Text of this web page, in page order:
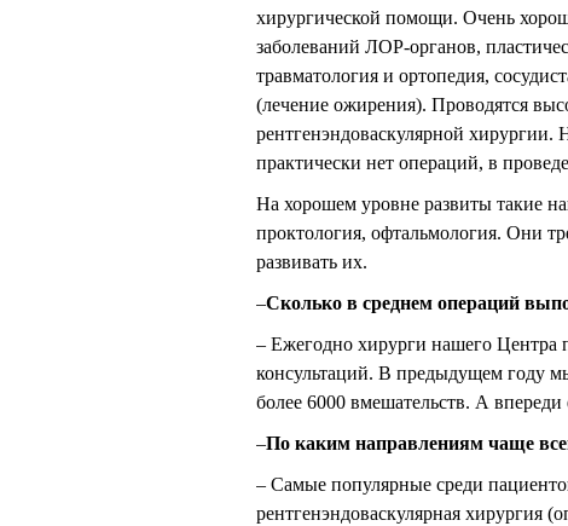
хирургической помощи. Очень
заболеваний ЛОР-органов,
травматология и ортопедия,
(лечение ожирения). Проводятся
рентгенэндоваскулярной
практически нет операций, в
На хорошем уровне развиты такие
проктология, офтальмология. Они
развивать их.
–Сколько в среднем операций
– Ежегодно хирурги нашего Центра
консультаций. В предыдущем году
более 6000 вмешательств. А
–По каким направлениям чаще
– Самые популярные среди
рентгенэндоваскулярная хирургия